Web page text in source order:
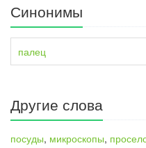
Синонимы
палец
Другие слова
посуды, микроскопы,